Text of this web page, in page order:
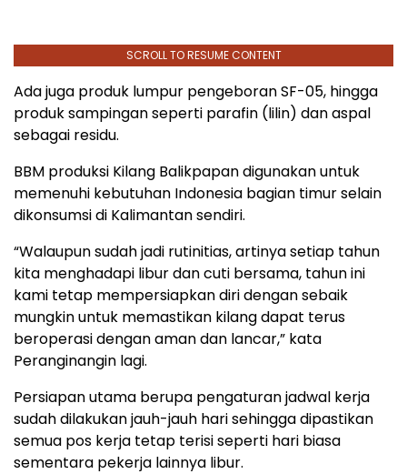
SCROLL TO RESUME CONTENT
Ada juga produk lumpur pengeboran SF-05, hingga
produk sampingan seperti parafin (lilin) dan aspal
sebagai residu.
BBM produksi Kilang Balikpapan digunakan untuk
memenuhi kebutuhan Indonesia bagian timur selain
dikonsumsi di Kalimantan sendiri.
“Walaupun sudah jadi rutinitias, artinya setiap tahun
kita menghadapi libur dan cuti bersama, tahun ini
kami tetap mempersiapkan diri dengan sebaik
mungkin untuk memastikan kilang dapat terus
beroperasi dengan aman dan lancar,” kata
Peranginangin lagi.
Persiapan utama berupa pengaturan jadwal kerja
sudah dilakukan jauh-jauh hari sehingga dipastikan
semua pos kerja tetap terisi seperti hari biasa
sementara pekerja lainnya libur.